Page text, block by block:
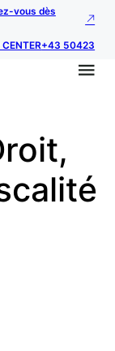
vous dès
CENTER+43 50423